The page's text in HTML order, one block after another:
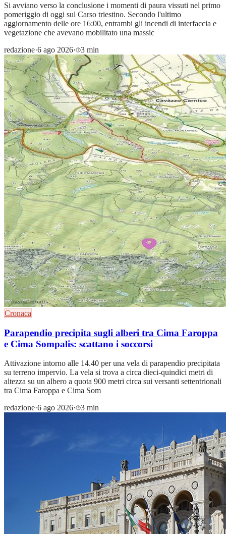
Si avviano verso la conclusione i momenti di paura vissuti nel primo
pomeriggio di oggi sul Carso triestino. Secondo l'ultimo
aggiornamento delle ore 16:00, entrambi gli incendi di interfaccia e
vegetazione che avevano mobilitato una massic
redazione·6 ago 2026· 3 min
Cronaca
Parapendio precipita sugli alberi tra Cima Faroppa
e Cima Sompalis: scattano i soccorsi
Attivazione intorno alle 14.40 per una vela di parapendio precipitata
su terreno impervio. La vela si trova a circa dieci-quindici metri di
altezza su un albero a quota 900 metri circa sui versanti settentrionali
tra Cima Faroppa e Cima Som
redazione·6 ago 2026· 3 min